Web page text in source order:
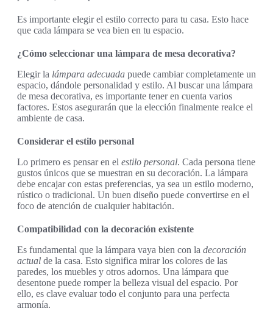
Es importante elegir el estilo correcto para tu casa. Esto hace
que cada lámpara se vea bien en tu espacio.
¿Cómo seleccionar una lámpara de mesa decorativa?
Elegir la lámpara adecuada puede cambiar completamente un
espacio, dándole personalidad y estilo. Al buscar una lámpara
de mesa decorativa, es importante tener en cuenta varios
factores. Estos asegurarán que la elección finalmente realce el
ambiente de casa.
Considerar el estilo personal
Lo primero es pensar en el estilo personal. Cada persona tiene
gustos únicos que se muestran en su decoración. La lámpara
debe encajar con estas preferencias, ya sea un estilo moderno,
rústico o tradicional. Un buen diseño puede convertirse en el
foco de atención de cualquier habitación.
Compatibilidad con la decoración existente
Es fundamental que la lámpara vaya bien con la decoración
actual de la casa. Esto significa mirar los colores de las
paredes, los muebles y otros adornos. Una lámpara que
desentone puede romper la belleza visual del espacio. Por
ello, es clave evaluar todo el conjunto para una perfecta
armonía.